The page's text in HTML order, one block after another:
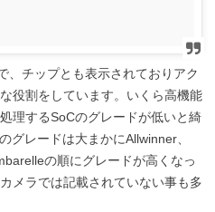
、チップとも表示されておりアク
役割をしています。いくら高機能
理するSoCのグレードが低いと綺
グレードは大まかにAllwinner、
の順にグレードが高くなっ
メラでは記載されていない事も多